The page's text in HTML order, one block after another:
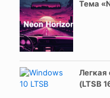
Тема
Легкая
(LTSB